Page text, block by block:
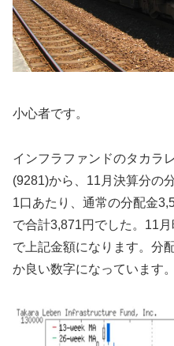
小心者です。
インフラファンドのタカラ
(9281)から、11月決算分の
1口あたり、通常の分配金
で合計3,871円でした。11
で上記金額になります。分
か良い数字になっています。